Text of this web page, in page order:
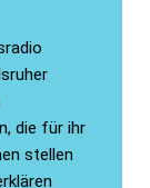
die für ihr
stellen